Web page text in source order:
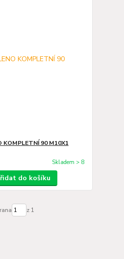
KOMPLETNÍ 90 M10X1
Skladem > 8
do košíku
z 1